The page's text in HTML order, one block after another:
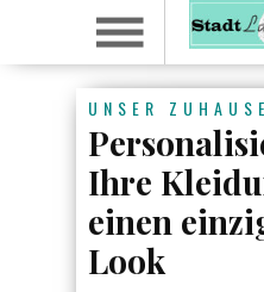
UNSER ZUHAUSE
Ihre
einen
Look